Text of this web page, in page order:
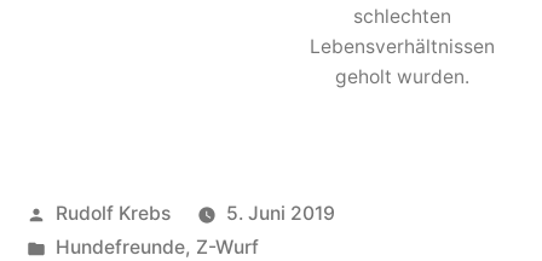
schlechten
Lebensverhältnissen
geholt wurden.
Veröffentlicht
von
Rudolf Krebs
5. Juni 2019
Veröffentlicht
Hundefreunde, Z-Wurf